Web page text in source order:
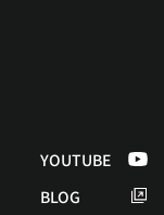
YOUTUBE
BLOG